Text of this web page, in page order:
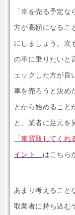
「車を売る予定
方が高額になるこ
にしましょう。次
の車に乗りたいと
ェックした方が良
車を売ろうと決め
とから始めること
と、業者に足元を
「車買取してく
イント」 はこちら
あまり考えること
取業者に持ち込む